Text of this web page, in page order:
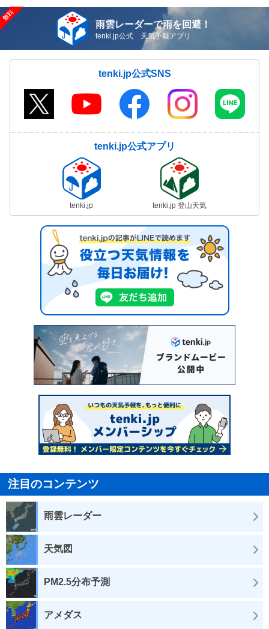
雨雲レーダーで雨を回避！
tenki.jp公式 天気予報アプリ
tenki.jp公式SNS
tenki.jp公式アプリ
tenki.jp tenki.jp 登山天気
注目のコンテンツ
雨雲レーダー
天気図
PM2.5分布予測
アメダス